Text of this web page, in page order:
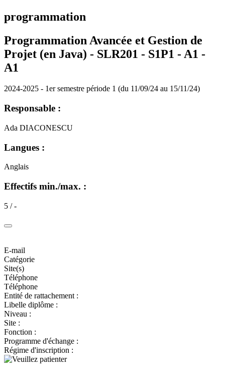
programmation
Programmation Avancée et Gestion de
Projet (en Java) - SLR201 - S1P1 - A1 -
A1
2024-2025 - 1er semestre période 1 (du 11/09/24 au 15/11/24)
Responsable :
Ada DIACONESCU
Langues :
Anglais
Effectifs min./max. :
5 / -
E-mail
Catégorie
Site(s)
Téléphone
Téléphone
Entité de rattachement :
Libelle diplôme :
Niveau :
Site :
Fonction :
Programme d'échange :
Régime d'inscription :